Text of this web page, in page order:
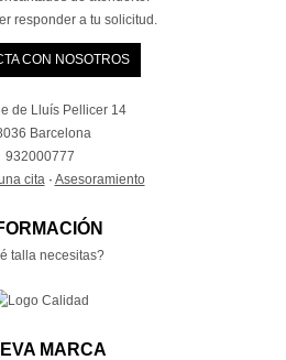
responder a tu solicitud.
CON NOSOTROS
de Lluís Pellicer 14
Barcelona
932000777
cita · Asesoramiento
talla necesitas?
MARCA